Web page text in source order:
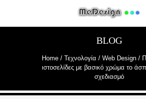
BLOG
Home/ Τεχνολογία / Web Design/
ιστοσελίδες με βασικό χρώμα το
σχεδιασμό